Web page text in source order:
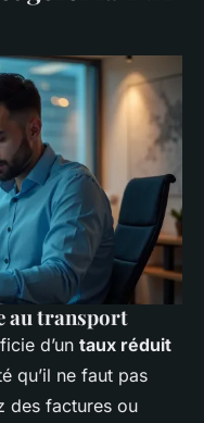
au transport
d’un taux réduit
qu’il ne faut pas
des factures ou